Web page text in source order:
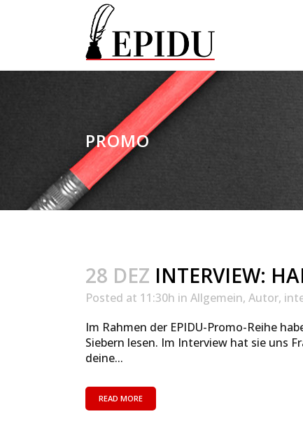
PROMO
28 DEZ INTERVIEW:
Posted at 11:30h in Allgemein, Autor,
Im Rahmen der EPIDU-Promo-Reihe
Siebern lesen. Im Interview hat sie uns
deine...
READ MORE